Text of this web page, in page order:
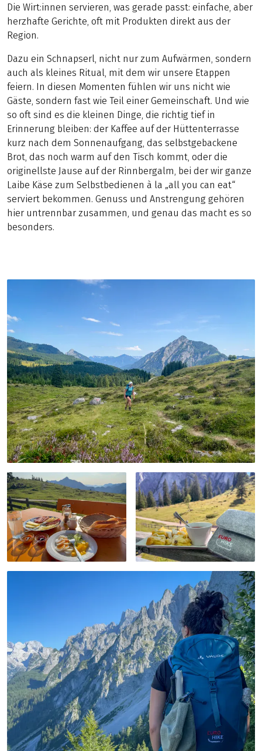
Die Wirt:innen servieren, was gerade passt: einfache, aber
herzhafte Gerichte, oft mit Produkten direkt aus der
Region.
Dazu ein Schnapserl, nicht nur zum Aufwärmen, sondern
auch als kleines Ritual, mit dem wir unsere Etappen
feiern. In diesen Momenten fühlen wir uns nicht wie
Gäste, sondern fast wie Teil einer Gemeinschaft. Und wie
so oft sind es die kleinen Dinge, die richtig tief in
Erinnerung bleiben: der Kaffee auf der Hüttenterrasse
kurz nach dem Sonnenaufgang, das selbstgebackene
Brot, das noch warm auf den Tisch kommt, oder die
originellste Jause auf der Rinnbergalm, bei der wir ganze
Laibe Käse zum Selbstbedienen à la „all you can eat“
serviert bekommen. Genuss und Anstrengung gehören
hier untrennbar zusammen, und genau das macht es so
besonders.